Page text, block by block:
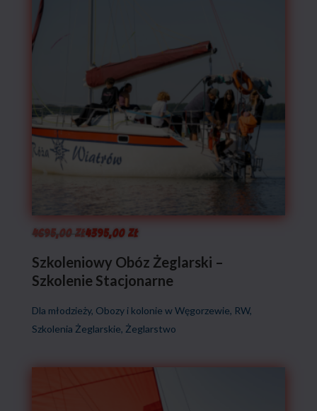
4695,00złPierwotna
cena
wynosiła:
4395,00 złAktualna
cena
wynosi:
Szkoleniowy Obóz Żeglarski –
Szkolenie Stacjonarne
Dla młodzieży, Obozy i kolonie w Węgorzewie, RW,
Szkolenia Żeglarskie, Żeglarstwo